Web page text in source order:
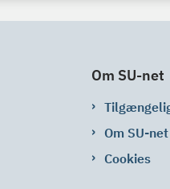
Om SU-net
Om SU-net
Cookies